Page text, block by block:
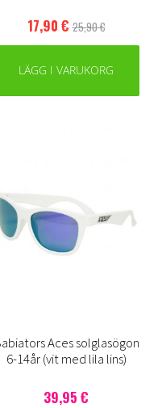
17,90 € 25,90 €
LÄGG I VARUKORG
Aces solglasögon
6-14år (vit med lila lins)
39,95 €